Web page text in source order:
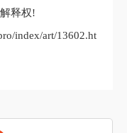
释权!
index/art/13602.ht